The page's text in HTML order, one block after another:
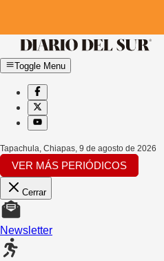
Toggle Menu
Tapachula, Chiapas, 9 de agosto de 2026
VER MÁS PERIÓDICOS
Cerrar
Newsletter